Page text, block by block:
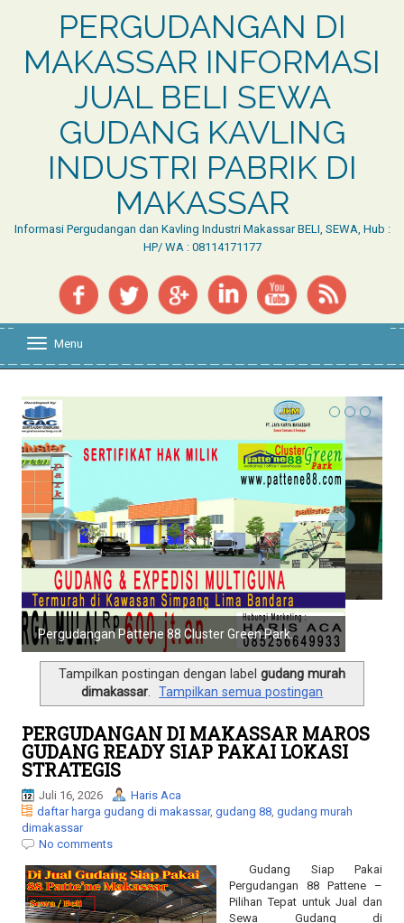
PERGUDANGAN DI
MAKASSAR INFORMASI
JUAL BELI SEWA
GUDANG KAVLING
INDUSTRI PABRIK DI
MAKASSAR
Informasi Pergudangan dan Kavling Industri Makassar BELI, SEWA, Hub :
HP/ WA : 08114171177
n
a
a
t
i
o
n
Menu
Pergudangan Pattene88 Biz Park.
Tampilkan postingan dengan labelgudang murah
dimakassar. Tampilkan semua postingan
PERGUDANGAN DI MAKASSAR MAROS
GUDANG READY SIAP PAKAI LOKASI
Juli 16, 2026
Haris Aca
daftar harga gudang di makassar
gudang 88, gudang murah
dimakassar
No comments
Gudang Siap Pakai
Sewa Gudang di
MakassarMencari gudang
siap pakai di Makassar
dengan lokasi strategis?